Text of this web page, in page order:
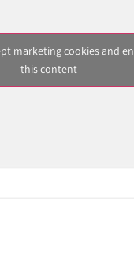
marketing cookies and
this content